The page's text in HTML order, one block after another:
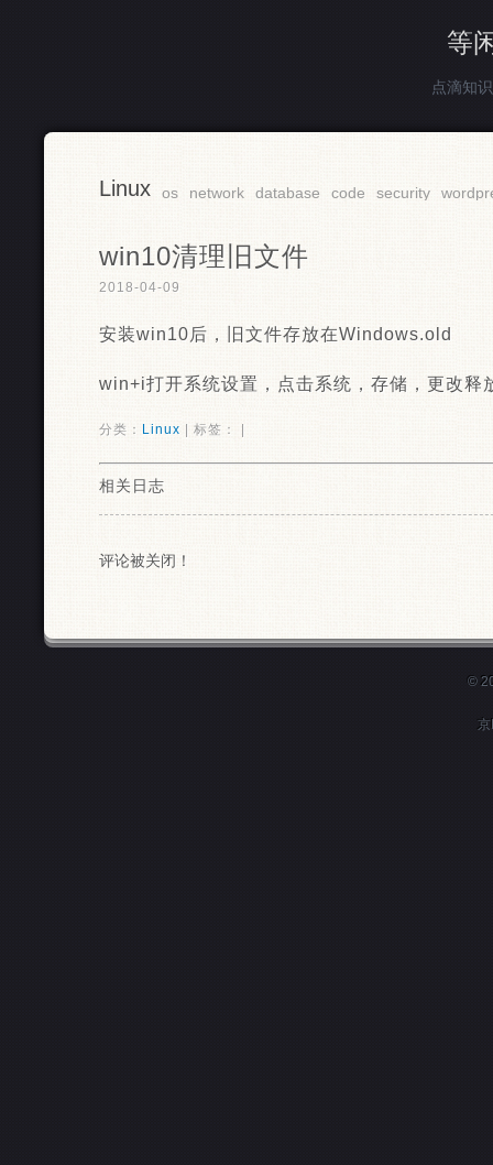
等
点滴知
Linux os network database code security
win10清理旧文件
2018-04-09
安装win10后，旧文件存放在Windows.old
win+i打开系统设置，点击系统，存储，更改
分类： Linux | 标签： |
相关日志
评论被关闭！
©